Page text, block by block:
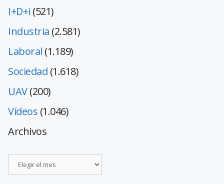
I+D+i (521)
Industria (2.581)
Laboral (1.189)
Sociedad (1.618)
UAV(200)
Vídeos (1.046)
Archivos